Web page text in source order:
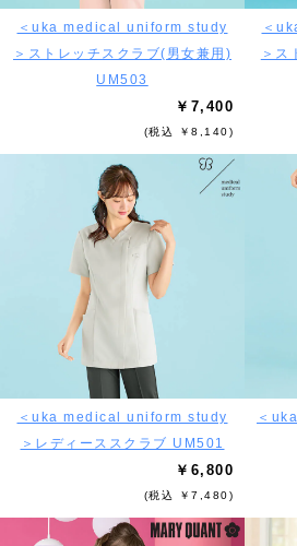
＜uka medical uniform study
＞ストレッチスクラブ(男女兼用)
UM503
￥7,400
(税込 ￥8,140)
＜
＞ス
＜uka medical uniform study
＞レディーススクラブ UM501
￥6,800
(税込 ￥7,480)
＜